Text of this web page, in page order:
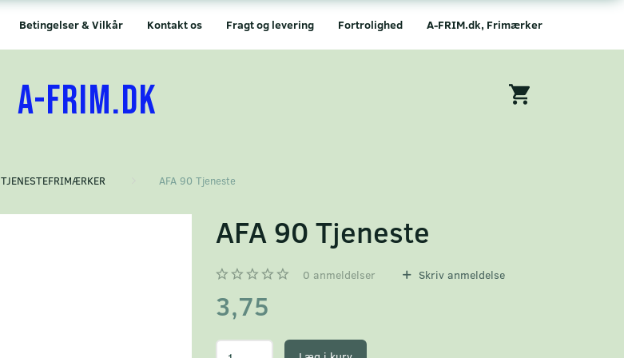
A-FRIM.dk, Frimærker
Fortrolighed
Fragt og levering
Kontakt os
Betingelser & Vilkår
A-FRIM.DK
TJENESTEFRIMÆRKER AFA 90 Tjeneste
AFA 90 Tjeneste
0 anmeldelser Skriv anmeldelse
3,75